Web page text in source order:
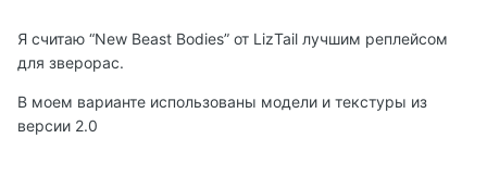
Я считаю “New Beast Bodies” от LizTail лучшим реплейсом
для зверорас.
В моем варианте использованы модели и текстуры из
версии 2.0